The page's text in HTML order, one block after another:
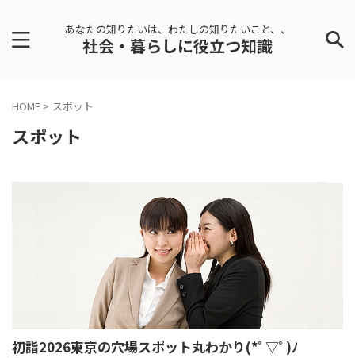
あなたの知りたいは、わたしの知りたいこと、、
社会・暮らしに役立つ知識
HOME > スポット
スポット
初詣2026東京の穴場スポット丸わかり(*ﾟ▽ﾟ)ﾉ